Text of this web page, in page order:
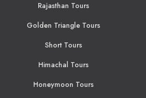
Rajasthan Tours
Golden Triangle Tours
Short Tours
Himachal Tours
Honeymoon Tours